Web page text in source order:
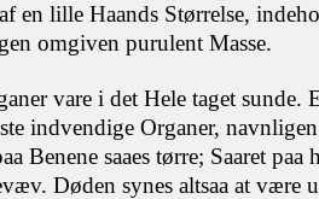
en lille Haands Størrelse,
omgiven purulent Masse.
vare i det Hele taget sunde.
indvendige Organer,
Benene saaes tørre; Saaret
Døden synes altsaa at være